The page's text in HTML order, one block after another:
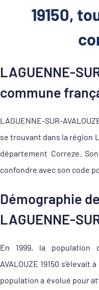
19150,
LAGUENNE-
commune
LAGUENNE-SUR-
se trouvant dans la région
département Correze.
confondre avec son code
Démographie
LAGUENNE-
En 1999, la population
AVALOUZE 19150 s'élevait
population a évolué pour